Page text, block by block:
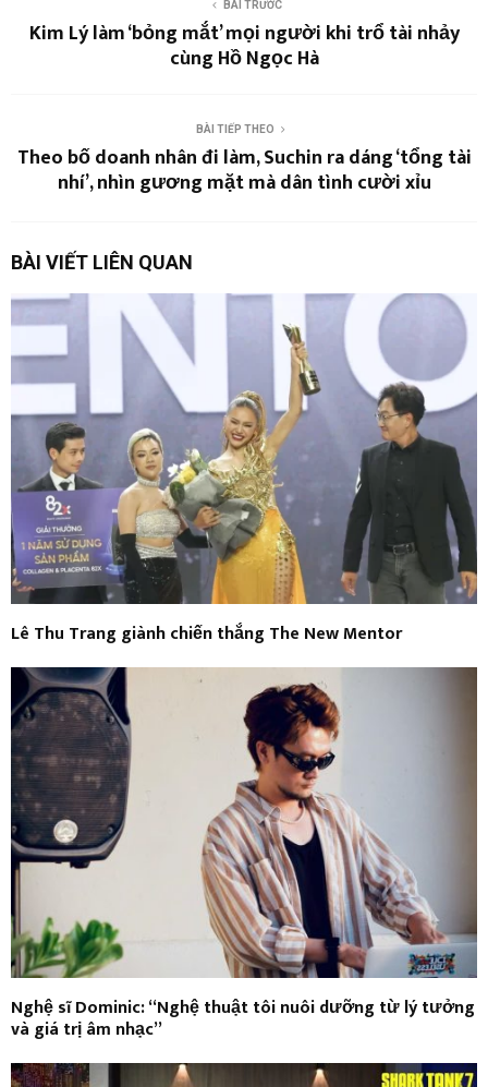
BÀI TRƯỚC
Kim Lý làm ‘bỏng mắt’ mọi người khi trổ tài nhảy
cùng Hồ Ngọc Hà
BÀI TIẾP THEO
Theo bố doanh nhân đi làm, Suchin ra dáng ‘tổng tài
nhí’, nhìn gương mặt mà dân tình cười xỉu
BÀI VIẾT LIÊN QUAN
Lê Thu Trang giành chiến thắng The New Mentor
Nghệ sĩ Dominic: “Nghệ thuật tôi nuôi dưỡng từ lý tưởng
và giá trị âm nhạc”